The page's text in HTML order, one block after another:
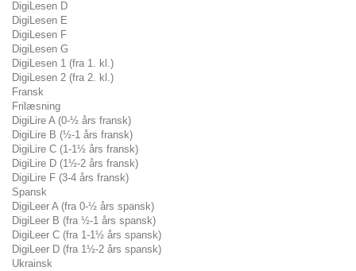
DigiLesen D
DigiLesen E
DigiLesen F
DigiLesen G
DigiLesen 1 (fra 1. kl.)
DigiLesen 2 (fra 2. kl.)
Fransk
Frilæsning
DigiLire A (0-½ års fransk)
DigiLire B (½-1 års fransk)
DigiLire C (1-1½ års fransk)
DigiLire D (1½-2 års fransk)
DigiLire F (3-4 års fransk)
Spansk
DigiLeer A (fra 0-½ års spansk)
DigiLeer B (fra ½-1 års spansk)
DigiLeer C (fra 1-1½ års spansk)
DigiLeer D (fra 1½-2 års spansk)
Ukrainsk